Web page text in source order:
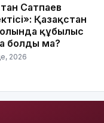
Сатпаев
Қазақстан
құбылыс
болды ма?
2026